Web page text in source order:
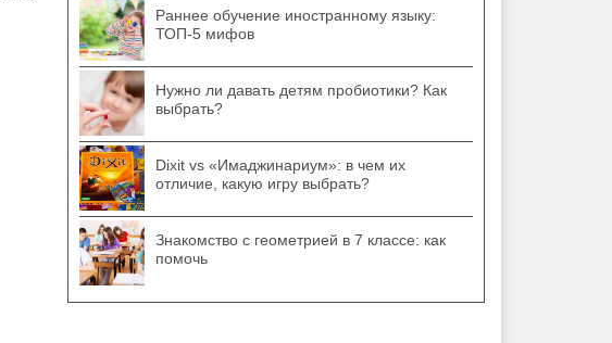
Раннее обучение иностранному языку:
ТОП-5 мифов
Нужно ли давать детям пробиотики? Как
выбрать?
Dixit vs «Имаджинариум»: в чем их
отличие, какую игру выбрать?
Знакомство с геометрией в 7 классе: как
помочь